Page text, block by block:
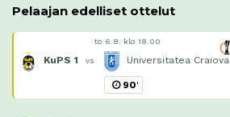
Pelaajan edelliset ottelut
to 6.8. klo 18.00
KuPS 1 vs Universitatea Craiova
90'